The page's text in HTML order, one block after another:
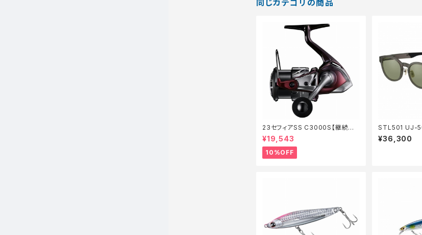
同じカテゴリの商品
23セフィアSS C3000S【継続セ
ール_リール】【10】
¥19,543
10%OFF
STL501 UJ-
EG
¥36,300